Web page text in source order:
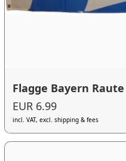
Flagge Bayern Raute
EUR 6.99
incl. VAT, excl. shipping & fees